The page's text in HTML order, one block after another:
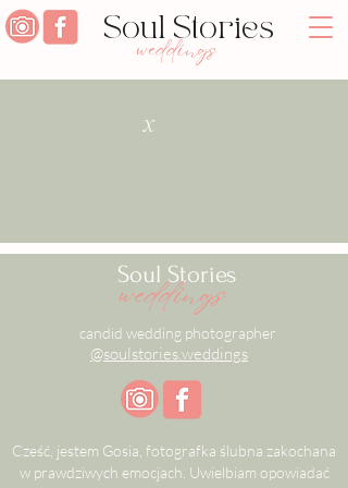
Soul Stories
weddings
x
Soul Stories
weddings
candid wedding photographer
@soulstories.weddings
Cześć, jestem Gosia, fotografka ślubna zakochana
w prawdziwych emocjach. Uwielbiam opowiadać